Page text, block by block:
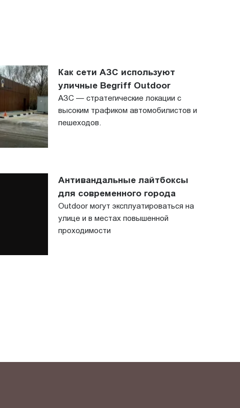
Как сети АЗС используют
уличные Begriff Outdoor
АЗС — стратегические локации с
высоким трафиком автомобилистов и
пешеходов.
Антивандальные лайтбоксы
для современного города
Outdoor могут эксплуатироваться на
улице и в местах повышенной
проходимости